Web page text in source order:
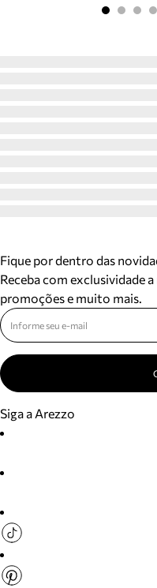
Fique por dentro das
Receba com exclusividade
promoções e muito mais.
Siga a Arezzo